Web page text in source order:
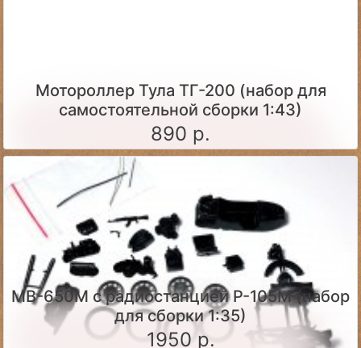
Мотороллер Тула ТГ-200 (набор для
самостоятельной сборки 1:43)
890 р.
МВ-650М с радиостанцией Р-105М (набор
для сборки 1:35)
1950 р.